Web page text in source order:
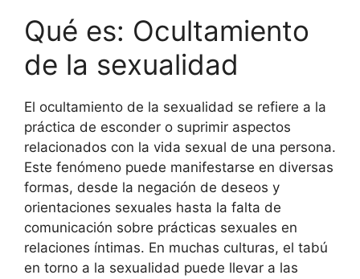
Qué es: Ocultamiento
de la sexualidad
El ocultamiento de la sexualidad se refiere a la
práctica de esconder o suprimir aspectos
relacionados con la vida sexual de una persona.
Este fenómeno puede manifestarse en diversas
formas, desde la negación de deseos y
orientaciones sexuales hasta la falta de
comunicación sobre prácticas sexuales en
relaciones íntimas. En muchas culturas, el tabú
en torno a la sexualidad puede llevar a las